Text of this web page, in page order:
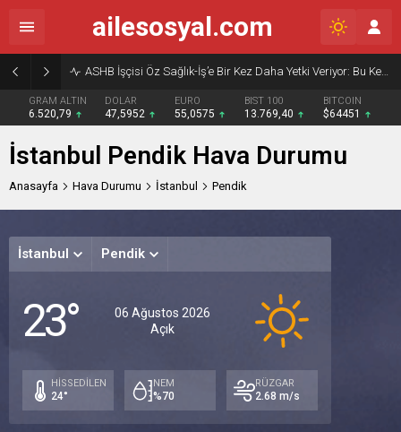
ASHB İşçisi Öz Sağlık-İş’e Bir Kez Daha Yetki Veriyor: Bu Kez Beklenti Sadece Söz Değil, Çözüm
GRAM ALTIN
6.520,79
DOLAR
47,5952
EURO
55,0575
BIST 100
13.769,40
BITCOIN
$64451
ailesosyal.com
İstanbul Pendik Hava Durumu
Anasayfa Hava Durumu İstanbul Pendik
İstanbul Pendik
23°
06 Ağustos 2026
Açık
HİSSEDİLEN
24°
NEM
%70
RÜZGAR
2.68 m/s